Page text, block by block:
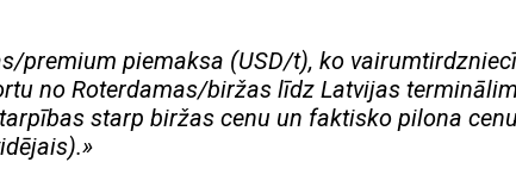
premium piemaksa (USD/t), ko
no Roterdamas/biržas līdz Latvijas
starp biržas cenu un faktisko pilona